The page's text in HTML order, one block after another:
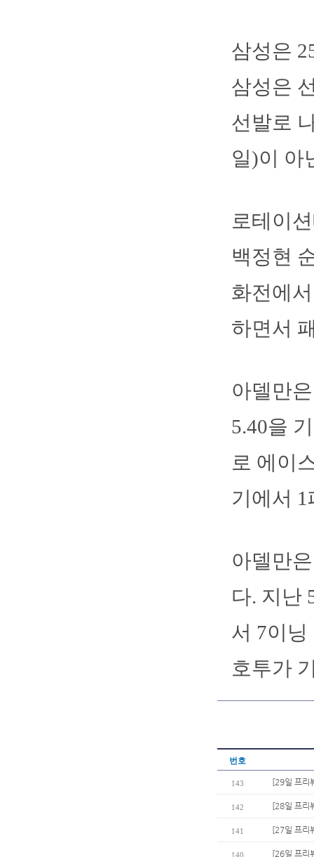
삼성은
삼성은
선발로
일)이 아
로테이
백정현
화전에
하면서
아델만
5.40을
로 에이
기에서
아델만
다. 지난
서 7이
호투가
번호
143 [29일 프리
142 [28일 프리
141 [27일 프리
140 [26일 프리